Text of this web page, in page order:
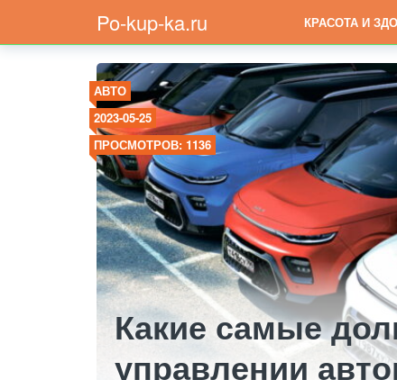
Po-kup-ka.ru КРАСОТА И
АВТО
2023-05-25
ПРОСМОТРОВ: 1136
Какие самые
управлении